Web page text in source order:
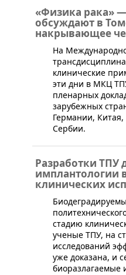
«Физика рака»
обсуждают в
накрывающее
На
клинические
эти дни в МКЦ
пленарных
зарубежных
Германии,
Сербии.
Разработки ТПУ
имплантологии
клинических
стадию
ученые ТПУ, на
исследований
уже доказана, и
биоразлагаемые